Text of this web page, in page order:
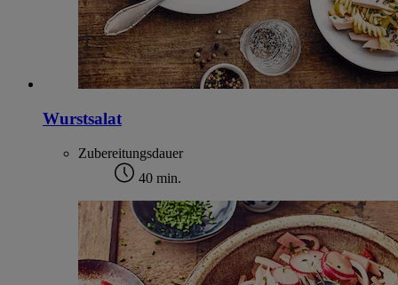
Wurstsalat
Zubereitungsdauer
40 min.